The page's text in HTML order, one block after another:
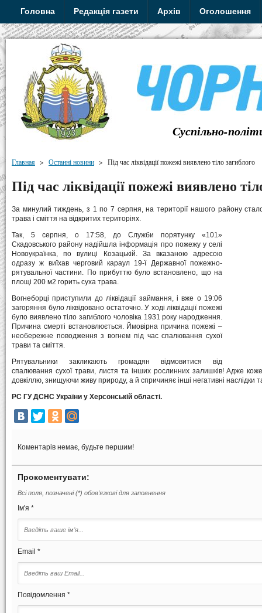
Головна Редакція газети Архів Оголошення
Суспільно-
Главная > Останні новини > Під час ліквідації пожежі виявлено тіло загиблого
Під час ліквідації пожежі виявлено
За минулий тиждень, з 1 по 7 серпня, на території нашого району
трава і сміття на відкритих територіях.
Так, 5 серпня, о 17:58, до Служби порятунку «101»
Скадовського району надійшла інформація про пожежу у селі
Новоукраїнка, по вулиці Козацькій. За вказаною адресою
одразу ж виїхав черговий караул 19-ї Державної пожежно-
рятувальної частини. По прибуттю було встановлено, що на
площі 200 м2 горить суха трава.
Вогнеборці приступили до ліквідації займання, і вже о 19:06
загоряння було ліквідовано остаточно. У ході ліквідації пожежі
було виявлено тіло загиблого чоловіка 1931 року народження.
Причина смерті встановлюється. Ймовірна причина пожежі –
необережне поводження з вогнем під час спалювання сухої
трави та сміття.
Рятувальники закликають громадян відмовитися від
спалювання сухої трави, листя та інших рослинних залишків! Адже
довкіллю, знищуючи живу природу, а й спричиняє інші негативні наслідки
РС ГУ ДСНС України у Херсонській області.
Коментарів немає, будьте першим!
Прокоментувати:
Всі поля, позначені (*) обов'язкові для заповнення
Ім'я *
Email *
Повідомлення *